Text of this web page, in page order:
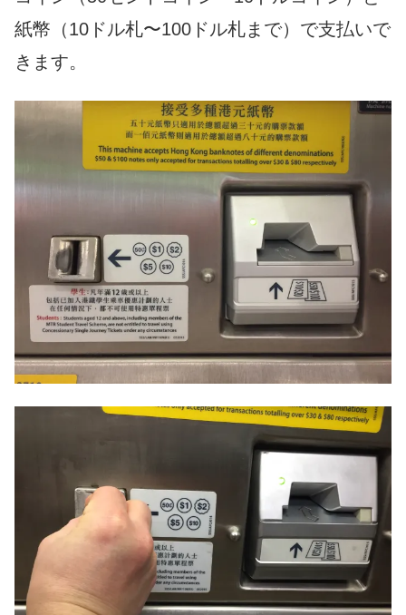
紙幣（10 ドル札〜100 ドル札まで）で支払いで
きます。